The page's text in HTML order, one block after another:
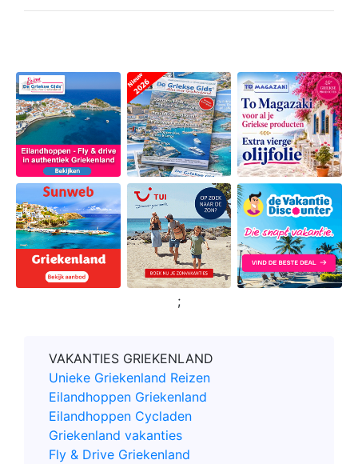
;
VAKANTIES GRIEKENLAND
Unieke Griekenland Reizen
Eilandhoppen Griekenland
Eilandhoppen Cycladen
Griekenland vakanties
Fly & Drive Griekenland